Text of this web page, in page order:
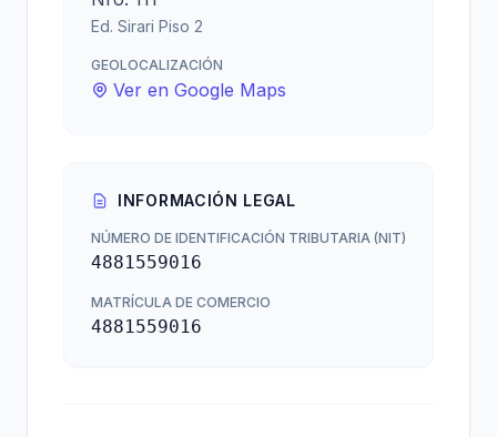
Ed. Sirari Piso 2
GEOLOCALIZACIÓN
Ver en Google Maps
INFORMACIÓN LEGAL
NÚMERO DE IDENTIFICACIÓN TRIBUTARIA (NIT)
4881559016
MATRÍCULA DE COMERCIO
4881559016